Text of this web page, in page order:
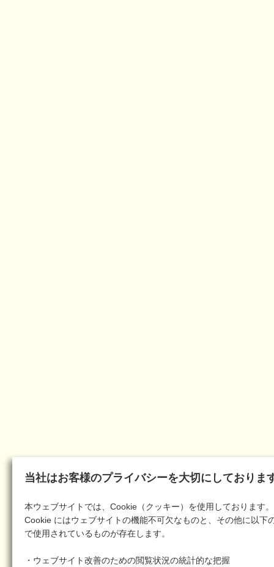
当社はお客様のプライバシーを大切にしておりま
本ウェブサイトでは、Cookie（クッキー）を使用しております。
Cookie にはウェブサイトの機能不可欠なものと、その他に以下
で使用されているものが存在します。
・ウェブサイト改善のための閲覧状況の統計的な把握